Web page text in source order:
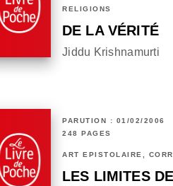
RELIGIONS
DE LA VÉRITÉ
Jiddu Krishnamurti
PARUTION : 01/02/2006
248 PAGES
ART ÉPISTOLAIRE,
LES LIMITES